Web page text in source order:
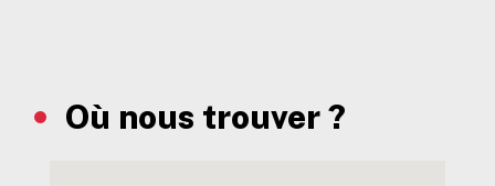
Où nous trouver ?